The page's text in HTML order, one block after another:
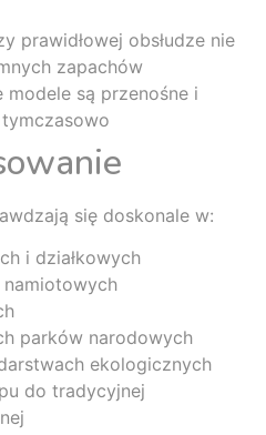
prawidłowej obsłudze nie
zapachów
modele są przenośne i
się doskonale w:
i działkowych
namiotowych
parków narodowych
ekologicznych
do tradycyjnej